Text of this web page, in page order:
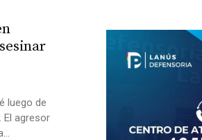
luego de
El agresor